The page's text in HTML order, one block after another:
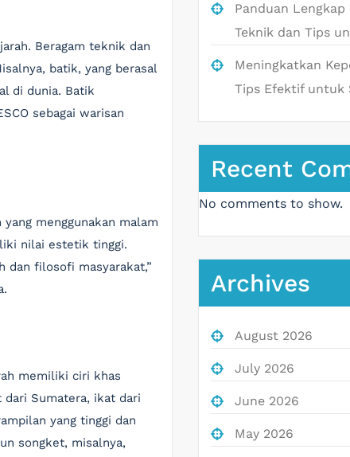
Beragam teknik dan
batik, yang berasal
di dunia. Batik
sebagai warisan
menggunakan malam
nilai estetik tinggi.
dan filosofi masyarakat,”
memiliki ciri khas
Sumatera, ikat dari
yang tinggi dan
songket, misalnya,
Panduan
Teknik dan Tips
Meningkatkan
Tips Efektif untuk
Recent
No comments to show.
Archives
August 2026
July 2026
June 2026
May 2026